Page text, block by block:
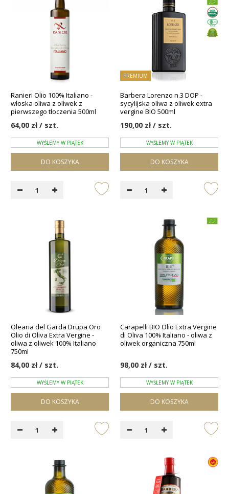
Ranieri Olio 100% Italiano -
włoska oliwa z oliwek z
pierwszego tłoczenia 500ml
64,00 zł / szt.
WYŚLEMY W PIĄTEK
DO KOSZYKA
PREMIUM
Barbera Lorenzo n.3 DOP -
sycylijska oliwa z oliwek extra
vergine BIO 500ml
190,00 zł / szt.
WYŚLEMY W PIĄTEK
DO KOSZYKA
Olearia del Garda Drupa Oro
Olio di Oliva Extra Vergine -
oliwa z oliwek 100% Italiano
750ml
84,00 zł / szt.
WYŚLEMY W PIĄTEK
DO KOSZYKA
Carapelli BIO Olio Extra Vergine
di Oliva 100% Italiano - oliwa z
oliwek organiczna 750ml
98,00 zł / szt.
WYŚLEMY W PIĄTEK
DO KOSZYKA